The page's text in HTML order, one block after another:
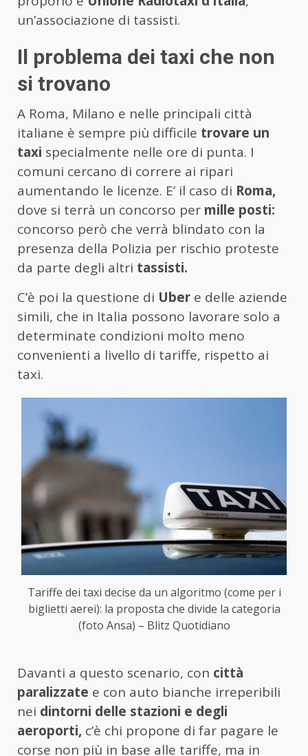
un’associazione di tassisti.
Il problema dei taxi che non
si trovano
A Roma, Milano e nelle principali città
italiane è sempre più difficile trovare un
taxi specialmente nelle ore di punta. I
comuni cercano di correre ai ripari
aumentando le licenze. E’ il caso di Roma,
dove si terrà un concorso per mille posti:
concorso però che verrà blindato con la
presenza della Polizia per rischio proteste
da parte degli altri tassisti.
C’è poi la questione di Uber e delle aziende
simili, che in Italia possono lavorare solo a
determinate condizioni molto meno
convenienti a livello di tariffe, rispetto ai
taxi.
Tariffe dei taxi decise da un algoritmo (come per i
biglietti aerei): la proposta che divide la categoria
(foto Ansa) – Blitz Quotidiano
Davanti a questo scenario, con città
paralizzate e con auto bianche irreperibili
nei dintorni delle stazioni e degli
aeroporti, c’è chi propone di far pagare le
corse non più in base alle tariffe, ma in